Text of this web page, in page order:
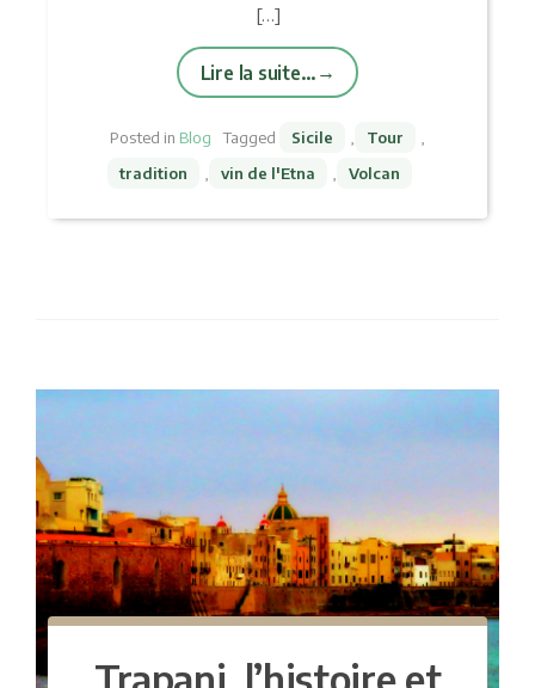
[…]
Lire la suite…
Posted in Blog Tagged Sicile Tour
tradition
vin de l'Etna Volcan
Trapani, l’histoire et